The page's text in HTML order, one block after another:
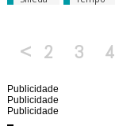
< 2 3 4
Publicidade
Publicidade
Publicidade